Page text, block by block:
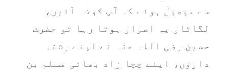
سے موصول ہوئے کہ آپ کوفہ آئیں،
لگاتار یہ اصرار ہوتا رہا تو حضرت
حسین رضی اللہ عنہ نے اپنے رشتہ
داروں، اپنے چچا زاد بھائی مسلم بن